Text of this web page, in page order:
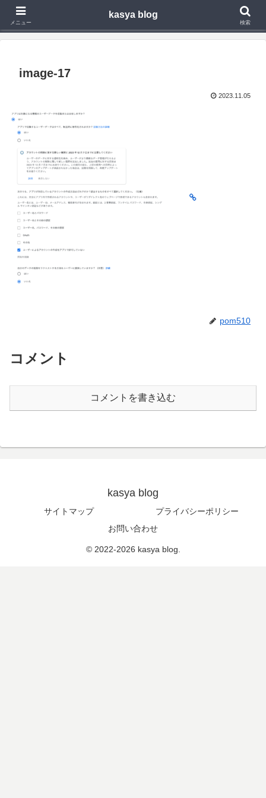
Webアプリ,モバイルアプリの開発や技術検証で得た知見を発信
image-17
2023.11.05
pom510
コメント
コメントを書き込む
kasya blog
サイトマップ
プライバシーポリシー
お問い合わせ
© 2022-2026 kasya blog.
メニュー
kasya blog
検索